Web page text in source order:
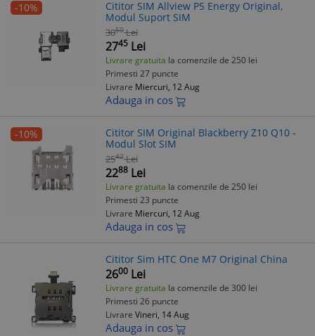
-10%
Cititor SIM Allview P5 Energy Original,
Modul Suport SIM
3050 Lei
2745 Lei
Livrare gratuita la comenzile de 250 lei
Primesti 27 puncte
Livrare Miercuri, 12 Aug
Adauga in cos
-10%
Cititor SIM Original Blackberry Z10 Q10 -
Modul Slot SIM
2542 Lei
2288 Lei
Livrare gratuita la comenzile de 250 lei
Primesti 23 puncte
Livrare Miercuri, 12 Aug
Adauga in cos
Cititor Sim HTC One M7 Original China
2600 Lei
Livrare gratuita la comenzile de 300 lei
Primesti 26 puncte
Livrare Vineri, 14 Aug
Adauga in cos